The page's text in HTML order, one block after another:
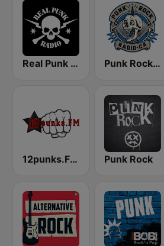
Real Punk Radio Punk Rock Radio
12punks.FM - Punk Rock Radio Punk Rock